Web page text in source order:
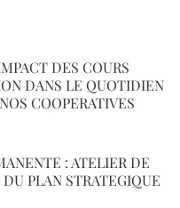
DES COURS
DANS LE QUOTIDIEN
COOPERATIVES
: ATELIER DE
PLAN STRATEGIQUE